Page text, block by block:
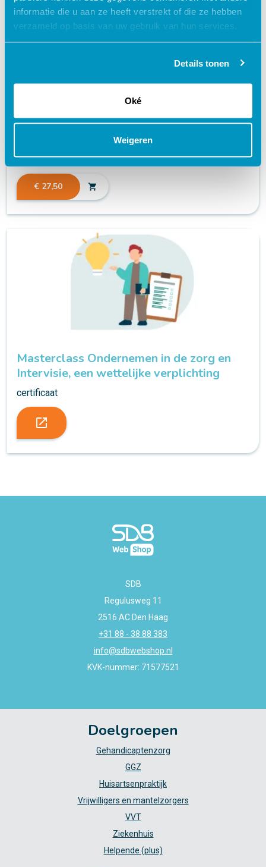
informatie die u aan ze heeft verstrekt of die ze hebben
verzameld op basis van uw gebruik van hun services.
Details tonen
Oké
Weigeren
Sondevoeding toedienen | Arrangement
geaccrediteerd + certificaat
schedule
€ 27,50 shopping_cart
Masterclass Ondernemen in de zorg en
Intervisie, een wettelijke verplichting
certificaat
launch
SDB
Regulusweg 11
2516 AC Den Haag
+31 88 - 38 88 383
info@sdbwebshop.nl
KVK-nummer: 71577521
Doelgroepen
Gehandicaptenzorg
GGZ
Huisartsenpraktijk
Vrijwilligers en mantelzorgers
VVT
Ziekenhuis
Helpende (plus)